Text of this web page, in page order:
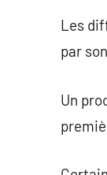
Les
par
Un